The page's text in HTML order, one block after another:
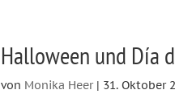
Halloween und Día
von Monika Heer| 31. Oktober